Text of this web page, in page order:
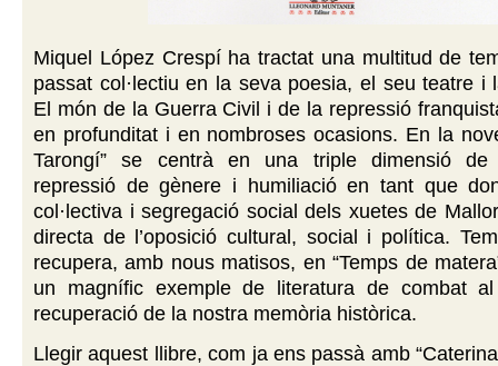
Miquel López Crespí ha tractat una multitud de
passat col·lectiu en la seva poesia, el seu teatre i
El món de la Guerra Civil i de la repressió
en profunditat i en nombroses ocasions. En la
Tarongí” se centrà en una triple dimensió de
repressió de gènere i humiliació en tant que
col·lectiva i segregació social dels xuetes de
directa de l’oposició cultural, social i política.
recupera, amb nous matisos, en “Temps de
un magnífic exemple de literatura de combat
recuperació de la nostra memòria històrica.
Llegir aquest llibre, com ja ens passà amb